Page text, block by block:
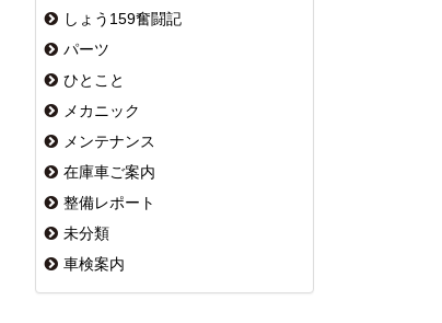
しょう159奮闘記
パーツ
ひとこと
メカニック
メンテナンス
在庫車ご案内
整備レポート
未分類
車検案内